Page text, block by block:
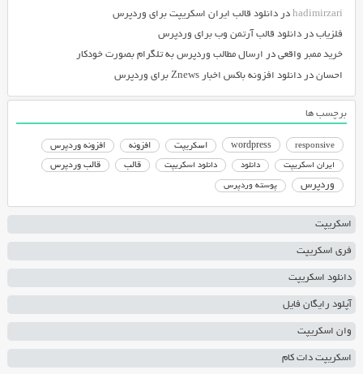
hadimirzariدر دانلود قالب ایران اسکریپت برای وردپرس
فلزیابدر دانلود قالب آرتمن وب برای وردپرس
خرید ممبر واقعیدر ارسال مطالب وردپرس به تلگرام بصورت خودکار
احساندر دانلود افزونه باکس اخبار Znews برای وردپرس
برچسب ها
responsive
wordpress اسکریپت افزونه افزونه وردپرس
ایران اسکریپت دانلود دانلود اسکریپت قالب قالب وردپرس
وردپرس پوسته وردپرس
اسکریپت
فری اسکریپت
دانلود اسکریپت
آپلود رایگان فایل
وان اسکریپت
اسکریپت دات کام